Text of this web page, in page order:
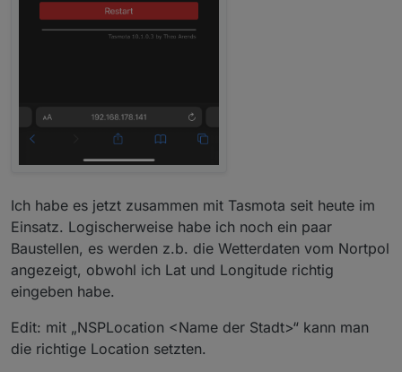
Ich habe es jetzt zusammen mit Tasmota seit heute im
Einsatz. Logischerweise habe ich noch ein paar
Baustellen, es werden z.b. die Wetterdaten vom Nortpol
angezeigt, obwohl ich Lat und Longitude richtig
eingeben habe.
Edit: mit „NSPLocation <Name der Stadt>“ kann man
die richtige Location setzten.